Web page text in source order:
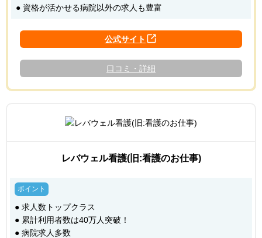
● 資格が活かせる病院以外の求人も豊富
口コミ・詳細
レバウェル看護(旧:看護のお仕事)
● 求人数トップクラス
● 累計利用者数は40万人突破！
● 病院求人多数